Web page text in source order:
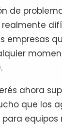
de
empresas
ahora
que los
equipos